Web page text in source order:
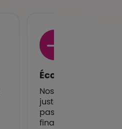
Économique
Nos tarifs sont
juste pour vous
pas faire supporter
financière à votre